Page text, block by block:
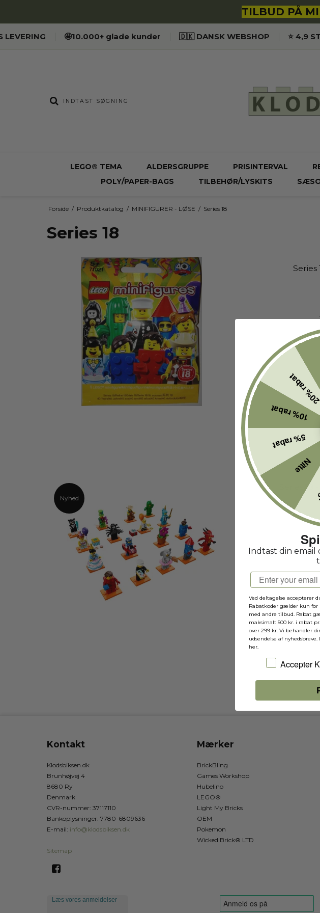
TILBUD PÅ
LEVERING 🤩10.000+ glade kunder 🇩🇰 DANSK WEBSHOP ⭐️ 4,9
LEGO® TEMA ALDERSGRUPPE PRISINTERVAL
POLY/PAPER-BAGS
TILBEHØR/LYSKITS
Forside / Produktkatalog / MINIFIGURER - LØSE / Series 18
Series 18
Nyhed
Series
Kontakt
Klodsbiksen.dk
Brunhøjvej 4
8680 Ry
Denmark
CVR-nummer: 37117110
Bankoplysninger: 7780-6809636
E-mail: info@klodsbiksen.dk
Sitemap
Mærker
BrickBling
Games Workshop
Hubelino
LEGO®
Light My Bricks
OEM
Pokemon
Wicked Brick® LTD
Læs vores anmeldelser
Nitte
5% rabat
10% rabat
20%
Indtast din email
Email
Ved deltagelse accepterer
Rabatkoder gælder kun
med andre tilbud. Rabat
maksimalt 500 kr. i rabat
over 299 kr. Vi behandler
udsendelse af
her.
JegAccepter